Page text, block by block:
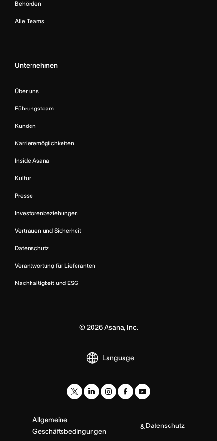
Behörden
Alle Teams
Unternehmen
Über uns
Führungsteam
Kunden
Karrieremöglichkeiten
Inside Asana
Kultur
Presse
Investorenbeziehungen
Vertrauen und Sicherheit
Datenschutz
Verantwortung für Lieferanten
Nachhaltigkeit und ESG
© 2026Asana, Inc.
Language
Allgemeine
Geschäftsbedingungen
& Datenschutz